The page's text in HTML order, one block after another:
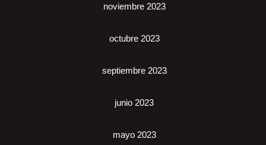
noviembre 2023
octubre 2023
septiembre 2023
junio 2023
mayo 2023